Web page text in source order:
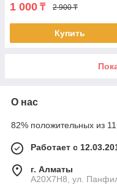
1 000 ₸ 2 900 ₸
Купить
О нас
82% положительных из 11
Работает с
г. Алматы
A20X7H8, ул.